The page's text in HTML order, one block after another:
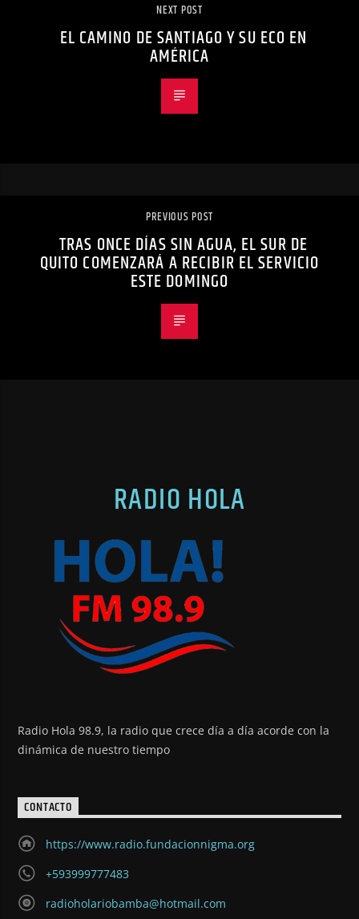
NEXT POST
EL CAMINO DE SANTIAGO Y SU ECO EN
AMÉRICA
PREVIOUS POST
TRAS ONCE DÍAS SIN AGUA, EL SUR DE
QUITO COMENZARÁ A RECIBIR EL SERVICIO
ESTE DOMINGO
RADIO HOLA
Radio Hola 98.9, la radio que crece día a día acorde con la
dinámica de nuestro tiempo
CONTACTO
https://www.radio.fundacionnigma.org
+593999777483
radioholariobamba@hotmail.com